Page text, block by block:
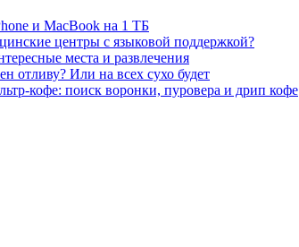
и MacBook на 1 ТБ
центры с языковой поддержкой?
места и развлечения
отливу? Или на всех сухо будет
кофе: поиск воронки, пуровера и дрип кофе